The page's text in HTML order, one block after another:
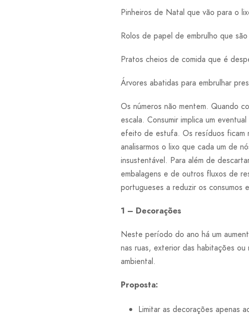
Pinheiros de Natal que vão para o
Rolos de papel de embrulho que
Pratos cheios de comida que é
Árvores abatidas para embrulhar
Os números não mentem. Quando
escala. Consumir implica um
efeito de estufa. Os resíduos ficam
analisarmos o lixo que cada um de
insustentável. Para além de
embalagens e de outros fluxos de
portugueses a reduzir os consumos
1 – Decorações
Neste período do ano há um
nas ruas, exterior das habitações
ambiental.
Proposta:
Limitar as decorações apenas